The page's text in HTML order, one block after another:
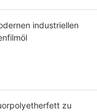
industriellen
zu